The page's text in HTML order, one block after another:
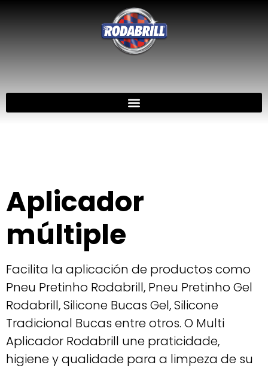
Aplicador
múltiple
Facilita la aplicación de productos como
Pneu Pretinho Rodabrill, Pneu Pretinho Gel
Rodabrill, Silicone Bucas Gel, Silicone
Tradicional Bucas entre otros. O Multi
Aplicador Rodabrill une praticidade,
higiene y qualidade para a limpeza de su